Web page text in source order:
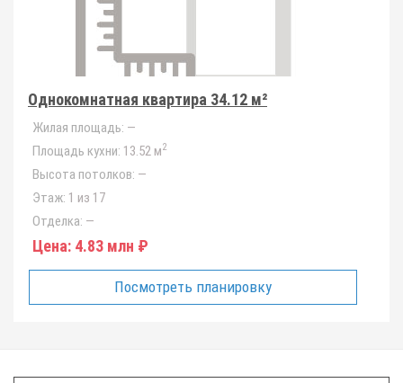
Однокомнатная квартира 34.12 м²
Жилая площадь: —
Площадь кухни: 13.52 м2
Высота потолков: —
Этаж: 1 из 17
Отделка: —
Цена: 4.83 млн ₽
Посмотреть планировку